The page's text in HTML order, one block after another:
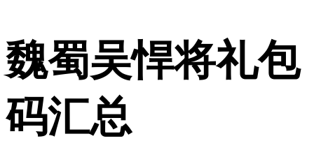
魏蜀吴悍将礼包
码汇总